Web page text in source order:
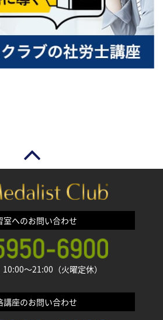
室へのお問い合わせ
〜21:00（火曜定休）
講座のお問い合わせ